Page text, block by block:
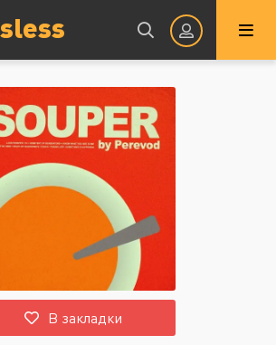
ВОЙТИ НА САЙТ
Восстановить пароль
В закладки